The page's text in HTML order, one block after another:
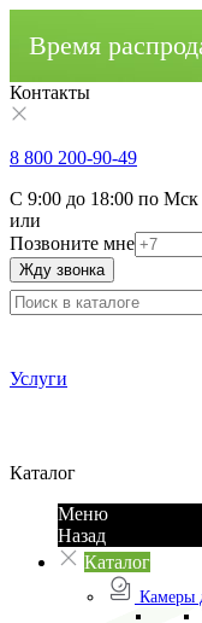
Время
Контакты
8 800 200-90-49
С 9:00 до 18:00 по Мск
или
Позвоните мне
Жду звонка
Услуги
Каталог
Меню
Назад
Каталог
Камеры